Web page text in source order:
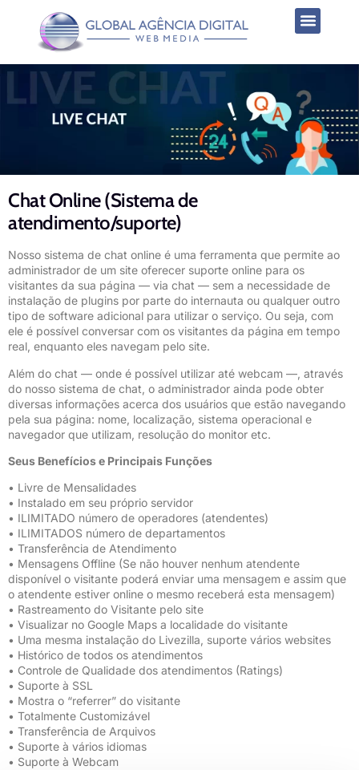
Chat Online (Sistema de
atendimento/suporte)
Nosso sistema de chat online é uma ferramenta que permite ao
administrador de um site oferecer suporte online para os
visitantes da sua página — via chat — sem a necessidade de
instalação de plugins por parte do internauta ou qualquer outro
tipo de software adicional para utilizar o serviço. Ou seja, com
ele é possível conversar com os visitantes da página em tempo
real, enquanto eles navegam pelo site.
Além do chat — onde é possível utilizar até webcam —, através
do nosso sistema de chat, o administrador ainda pode obter
diversas informações acerca dos usuários que estão navegando
pela sua página: nome, localização, sistema operacional e
navegador que utilizam, resolução do monitor etc.
Seus Benefícios e Principais Funções
• Livre de Mensalidades
• Instalado em seu próprio servidor
• ILIMITADO número de operadores (atendentes)
• ILIMITADOS número de departamentos
• Transferência de Atendimento
• Mensagens Offline (Se não houver nenhum atendente
disponível o visitante poderá enviar uma mensagem e assim que
o atendente estiver online o mesmo receberá esta mensagem)
• Rastreamento do Visitante pelo site
• Visualizar no Google Maps a localidade do visitante
• Uma mesma instalação do Livezilla, suporte vários websites
• Histórico de todos os atendimentos
• Controle de Qualidade dos atendimentos (Ratings)
• Suporte à SSL
• Mostra o “referrer” do visitante
• Totalmente Customizável
• Transferência de Arquivos
• Suporte à vários idiomas
• Suporte à Webcam